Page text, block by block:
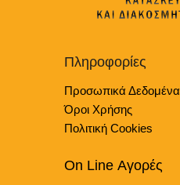
Πληροφορίες
Προσωπικά Δεδομένα
Όροι Χρήσης
Πολιτική Cookies
On Line Αγορές